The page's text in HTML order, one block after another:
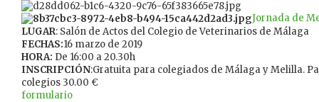
Jornada de
LUGAR: Salón de Actos del Colegio de Veterinarios de Málaga
FECHAS:16 marzo de 2019
HORA: De 16:00 a 20.30h
INSCRIPCIÓN:Gratuita para colegiados de Málaga y Melilla.
colegios 30.00 €
formulario